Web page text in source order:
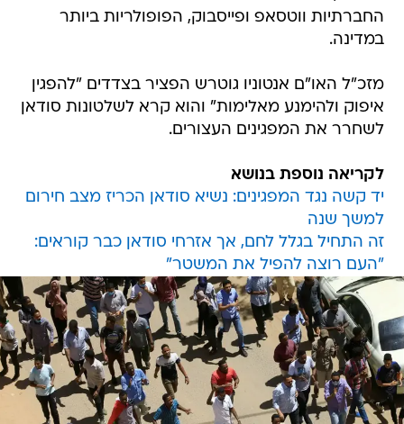
החברתיות ווטסאפ ופייסבוק, הפופולריות ביותר
במדינה.
מזכ"ל האו"ם אנטוניו גוטרש הפציר בצדדים "להפגין
איפוק ולהימנע מאלימות" והוא קרא לשלטונות סודאן
לשחרר את המפגינים העצורים.
לקריאה נוספת בנושא
יד קשה נגד המפגינים: נשיא סודאן הכריז מצב חירום
למשך שנה
זה התחיל בגלל לחם, אך אזרחי סודאן כבר קוראים:
"העם רוצה להפיל את המשטר"